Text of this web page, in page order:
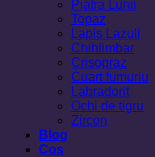
Piatra Lunii
Topaz
Lapis Lazuli
Chihlimbar
Crisopraz
Cuart fumuriu
Labradorit
Ochi de tigru
Zircon
Blog
Cos